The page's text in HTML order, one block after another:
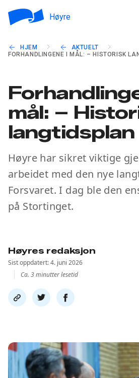
Høyre
HJEM
AKTUELT
FORHANDLINGENE I MÅL: – HISTORISK
mål: –
langtidsplan
Høyre har sikret viktige
arbeidet med den nye
Forsvaret. I dag ble den
på Stortinget.
Høyres redaksjon
Sist oppdatert: 4. juni 2026
Ca. 3 minutter lesetid
Del
link
Del
på
Del
på